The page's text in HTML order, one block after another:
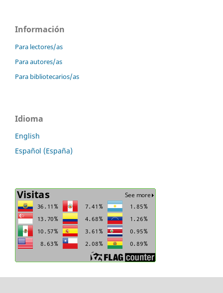
Información
Para lectores/as
Para autores/as
Para bibliotecarios/as
Idioma
English
Español (España)